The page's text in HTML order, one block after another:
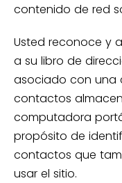
contenido de red
Usted reconoce y
a su libro de
asociado con una
contactos
computadora
propósito de
contactos que
usar el sitio.